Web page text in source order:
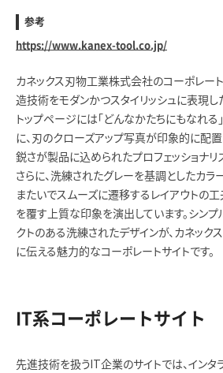
参考
https://www.kanex-tool.co.jp/
カネックス刃物工業株式会社のコーポレー
造技術をモダンかつスタイリッシュに表現し
トップページには「どんなかたちにもなれる
に、刃のクローズアップ写真が印象的に配
鋭さが製品に込められたプロフェッショナリ
さらに、洗練されたグレーを基調としたカラ
またいでスムーズに遷移するレイアウトの
を覆す上質な印象を演出しています。シン
クトのある洗練されたデザインが、カネック
に伝える魅力的なコーポレートサイトです。
IT系コーポレートサイト
先進技術を扱うIT企業のサイトでは、インタ